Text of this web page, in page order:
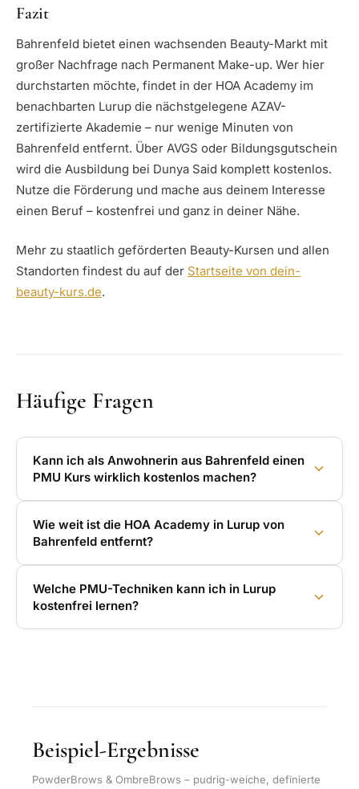
Fazit
Bahrenfeld bietet einen wachsenden Beauty-Markt mit
großer Nachfrage nach Permanent Make-up. Wer hier
durchstarten möchte, findet in der HOA Academy im
benachbarten Lurup die nächstgelegene AZAV-
zertifizierte Akademie – nur wenige Minuten von
Bahrenfeld entfernt. Über AVGS oder Bildungsgutschein
wird die Ausbildung bei Dunya Said komplett kostenlos.
Nutze die Förderung und mache aus deinem Interesse
einen Beruf – kostenfrei und ganz in deiner Nähe.
Mehr zu staatlich geförderten Beauty-Kursen und allen
Standorten findest du auf der Startseite von dein-
beauty-kurs.de.
Häufige Fragen
Kann ich als Anwohnerin aus Bahrenfeld einen
PMU Kurs wirklich kostenlos machen?
Wie weit ist die HOA Academy in Lurup von
Bahrenfeld entfernt?
Welche PMU-Techniken kann ich in Lurup
kostenfrei lernen?
Beispiel-Ergebnisse
PowderBrows & OmbreBrows – pudrig-weiche, definierte